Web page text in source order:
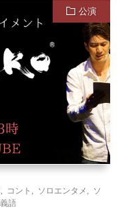
公演
コント ソロエンタメ
ソ
語